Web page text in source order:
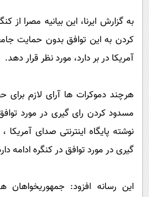
گوناگون
حوادث
سلامت
فرهنگی
بین الملل
حیات وحش
آشپزی
دانلود
به گزارش ایرنا، این بیانیه مصرا
کردن به این توافق بدون حمایت
آمریکا در بر دارد، مورد نظر قرار دهد.
هرچند دموکرات ها آرای لازم
مسدود کردن رای گیری در مورد
نوشته پایگاه اینترنتی صدای
گیری در مورد توافق در کنگره ادامه
این رسانه افزود: